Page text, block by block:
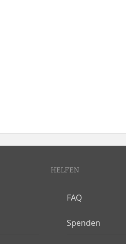
HELFEN
FAQ
Spenden